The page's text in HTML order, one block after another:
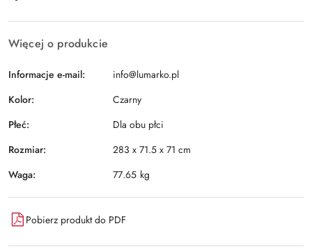
dostawa
Więcej o produkcie
Informacje e-mail:
info@lumarko.pl
Kolor:
Czarny
Płeć:
Dla obu płci
Rozmiar:
283 x 71.5 x 71 cm
Waga:
77.65 kg
Pobierz produkt do PDF